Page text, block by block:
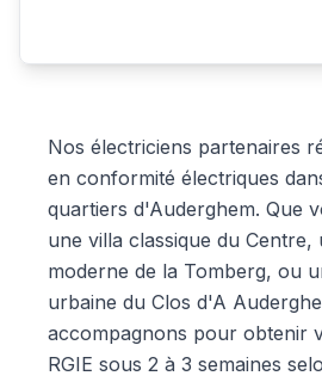
Nos électriciens partenaires
en conformité électriques
quartiers d'Auderghem. Que
une villa classique du
moderne de la Tomberg, ou
urbaine du Clos d'A
accompagnons pour obtenir
RGIE sous 2 à 3 semaines